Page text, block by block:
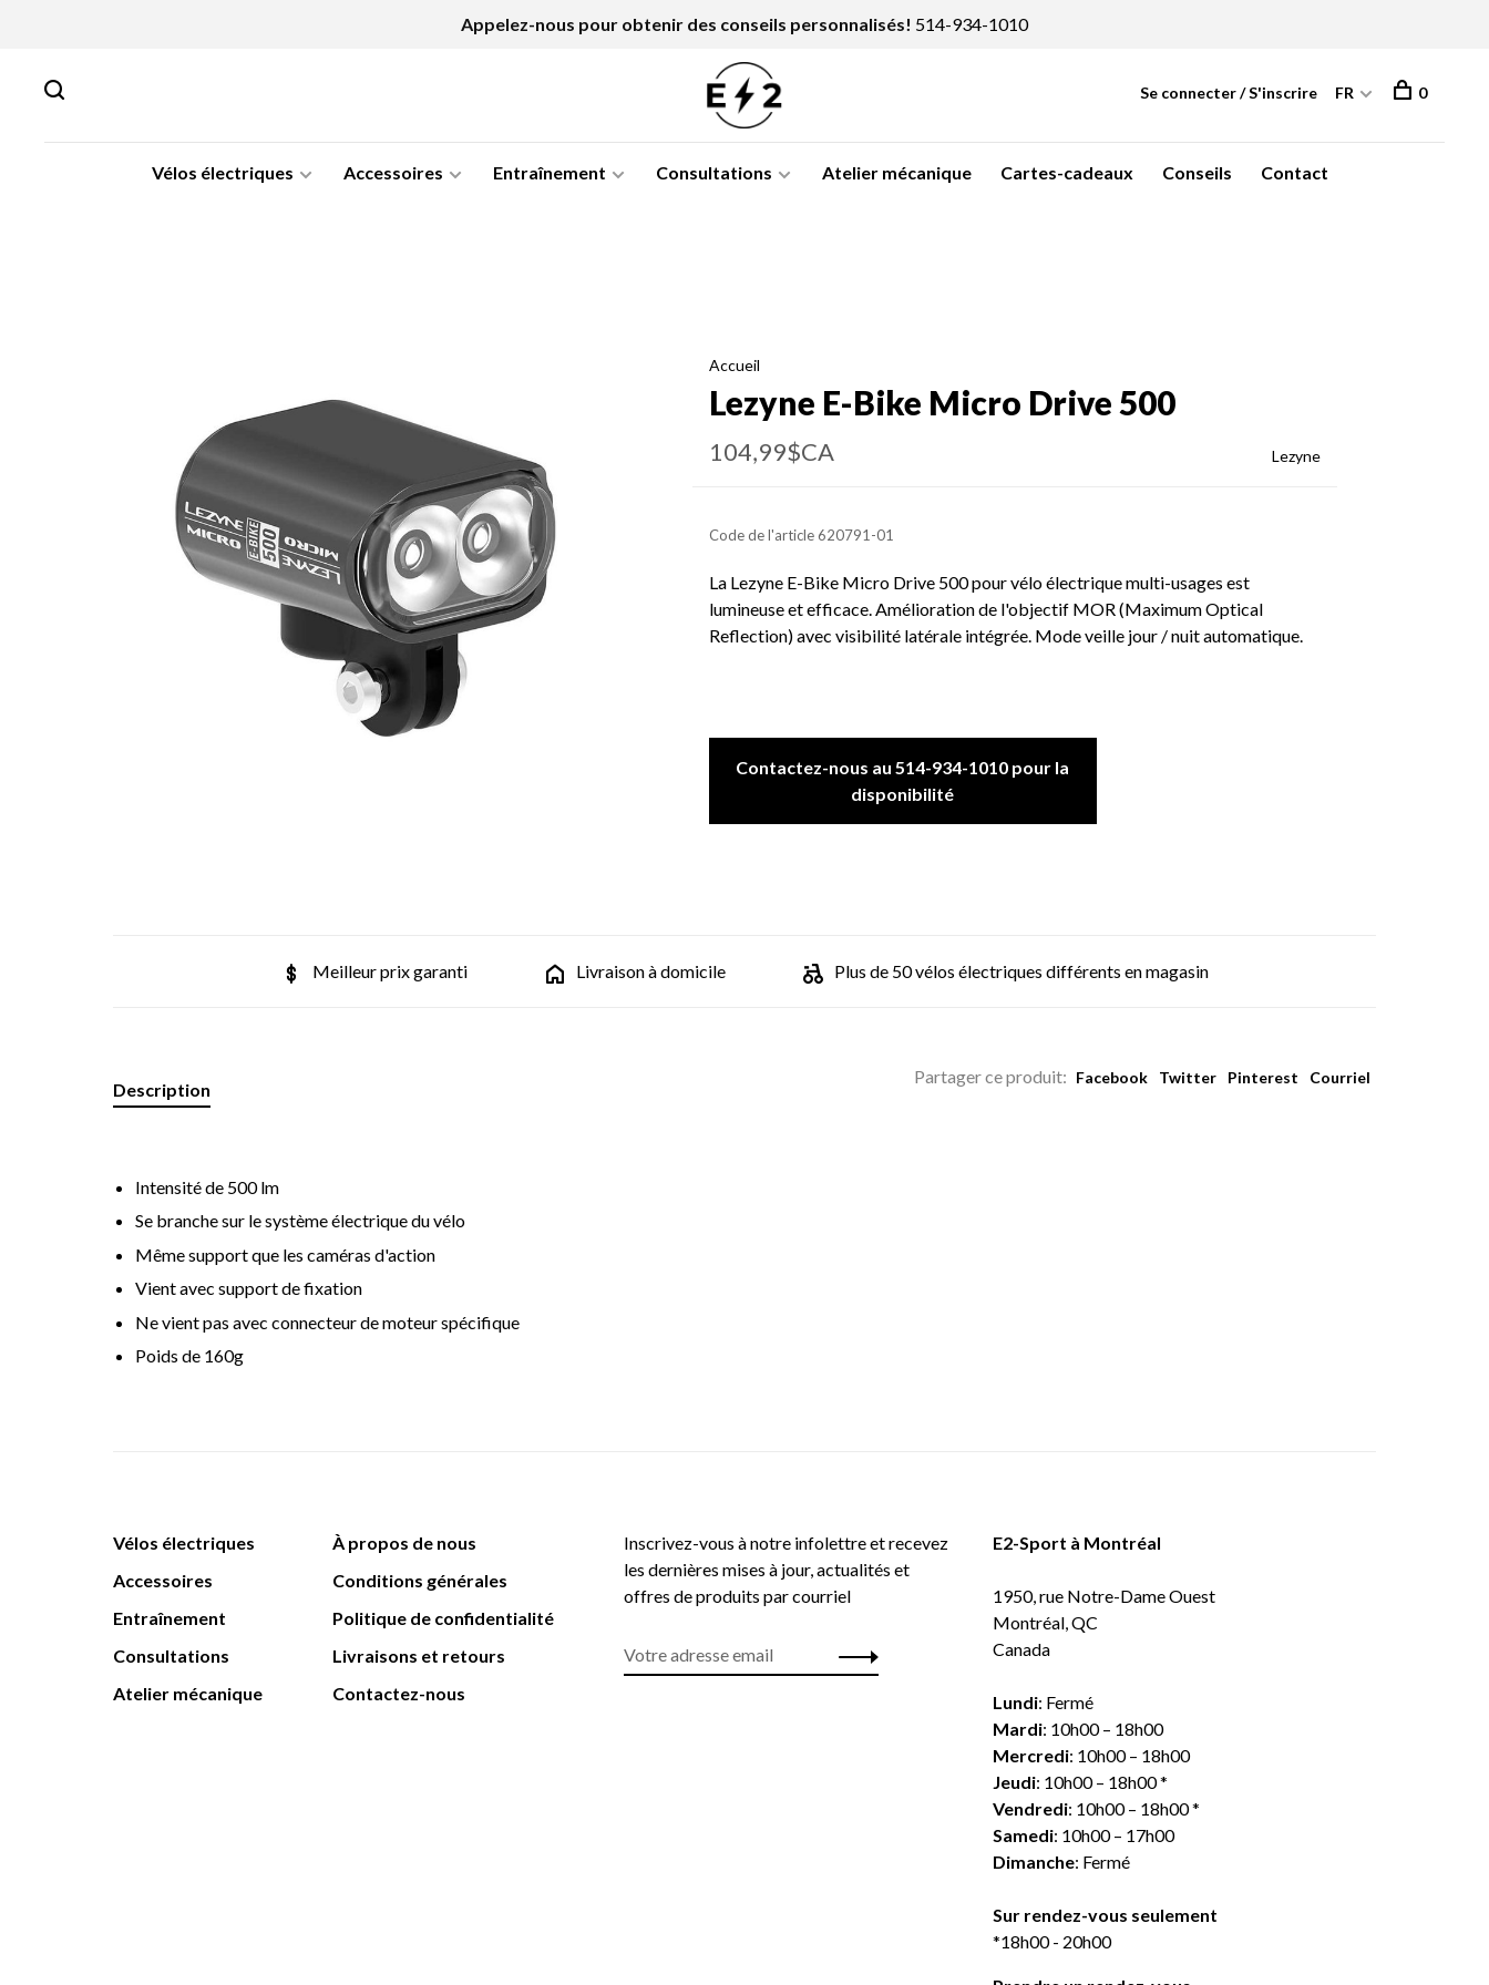
Appelez-nous pour obtenir des conseils personnalisés! 514-934-1010
Vélos électriques Accessoires Entraînement Consultations Atelier mécanique Cartes-cadeaux Conseils Contact
Se connecter / S'inscrire FR 0
Accueil
Lezyne E-Bike Micro Drive 500
104,99$CA Lezyne
Code de l'article620791-01
La Lezyne E-Bike Micro Drive 500 pour vélo électrique multi-usages est
lumineuse et efficace. Amélioration de l'objectif MOR (Maximum Optical
Reflection) avec visibilité latérale intégrée. Mode veille jour / nuit automatique.
Contactez-nous au 514-934-1010 pour la
disponibilité
Meilleur prix garanti Livraison à domicile Plus de 50 vélos électriques différents en magasin
Partager ce produit: Facebook Twitter Pinterest Courriel
Description
Intensité de 500 lm
Se branche sur le système électrique du vélo
Même support que les caméras d'action
Vient avec support de fixation
Ne vient pas avec connecteur de moteur spécifique
Poids de 160g
Vélos électriques
Accessoires
Entraînement
Consultations
Atelier mécanique
À propos de nous
Conditions générales
Politique de confidentialité
Livraisons et retours
Contactez-nous
Inscrivez-vous à notre infolettre et recevez
les dernières mises à jour, actualités et
offres de produits par courriel
E2-Sport à Montréal
1950, rue Notre-Dame Ouest
Montréal, QC
Canada
Lundi: Fermé
Mardi: 10h00 – 18h00
Mercredi: 10h00 – 18h00
Jeudi: 10h00 – 18h00 *
Vendredi: 10h00 – 18h00 *
Samedi: 10h00 – 17h00
Dimanche: Fermé
Sur rendez-vous seulement
*18h00 - 20h00